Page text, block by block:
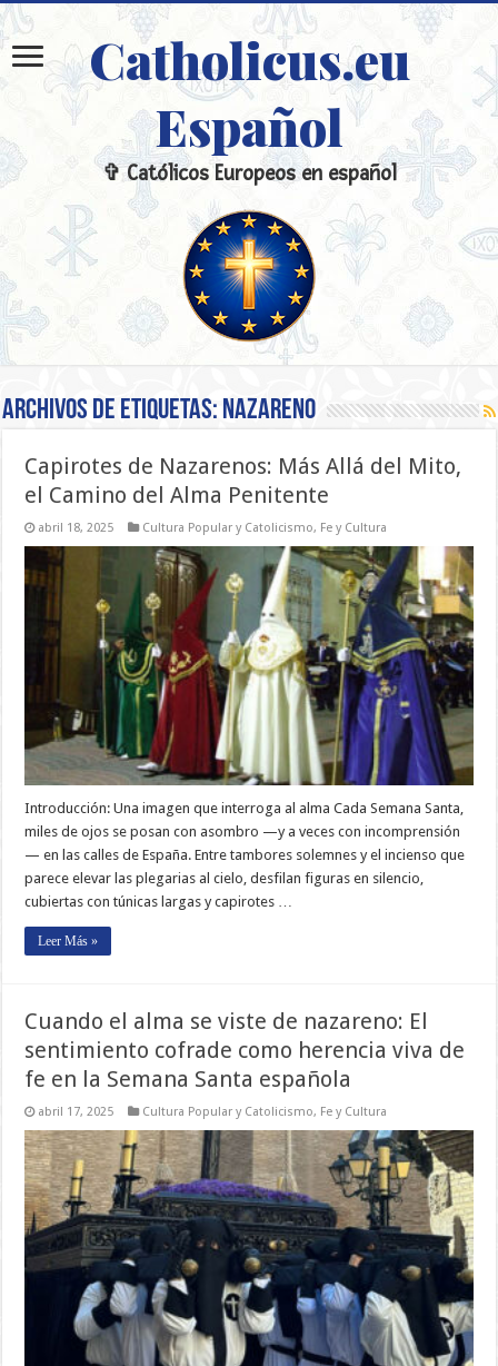
Catholicus.eu
Español
✞ Católicos Europeos en español
Archivos de etiquetas: Nazareno
Capirotes de Nazarenos: Más Allá del Mito,
el Camino del Alma Penitente
abril 18, 2025 Cultura Popular y Catolicismo, Fe y Cultura
Introducción: Una imagen que interroga al alma Cada Semana Santa,
miles de ojos se posan con asombro —y a veces con incomprensión
— en las calles de España. Entre tambores solemnes y el incienso que
parece elevar las plegarias al cielo, desfilan figuras en silencio,
cubiertas con túnicas largas y capirotes …
Leer Más »
Cuando el alma se viste de nazareno: El
sentimiento cofrade como herencia viva de
fe en la Semana Santa española
abril 17, 2025 Cultura Popular y Catolicismo, Fe y Cultura